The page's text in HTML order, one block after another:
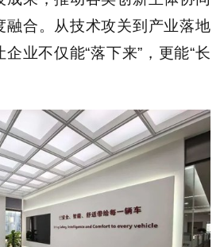
融合。从技术攻关到产业落地
业不仅能“落下来”，更能“长